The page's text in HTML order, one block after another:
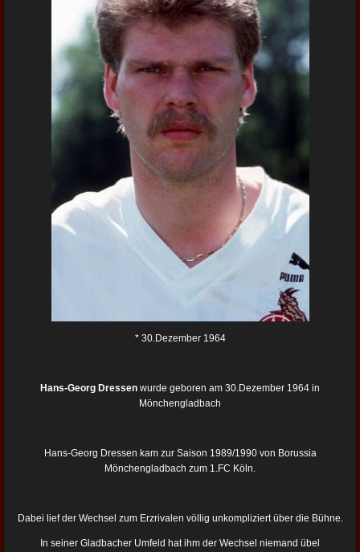
* 30.Dezember 1964
Hans-Georg Dressen wurde geboren am 30.Dezember 1964 in
Mönchengladbach
Hans-Georg Dressen kam zur Saison 1989/1990 von Borussia
Mönchengladbach zum 1.FC Köln.
Dabei lief der Wechsel zum Erzrivalen völlig unkompliziert über die Bühne.
In seiner Gladbacher Umfeld hat ihm der Wechsel niemand übel